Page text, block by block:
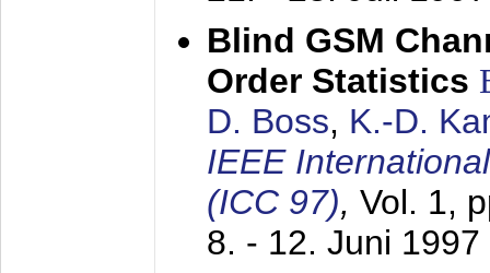
Blind GSM
Order Statistics
D. Boss, K.-D.
IEEE
(ICC 97), Vol. 1,
8. - 12. Juni 1997